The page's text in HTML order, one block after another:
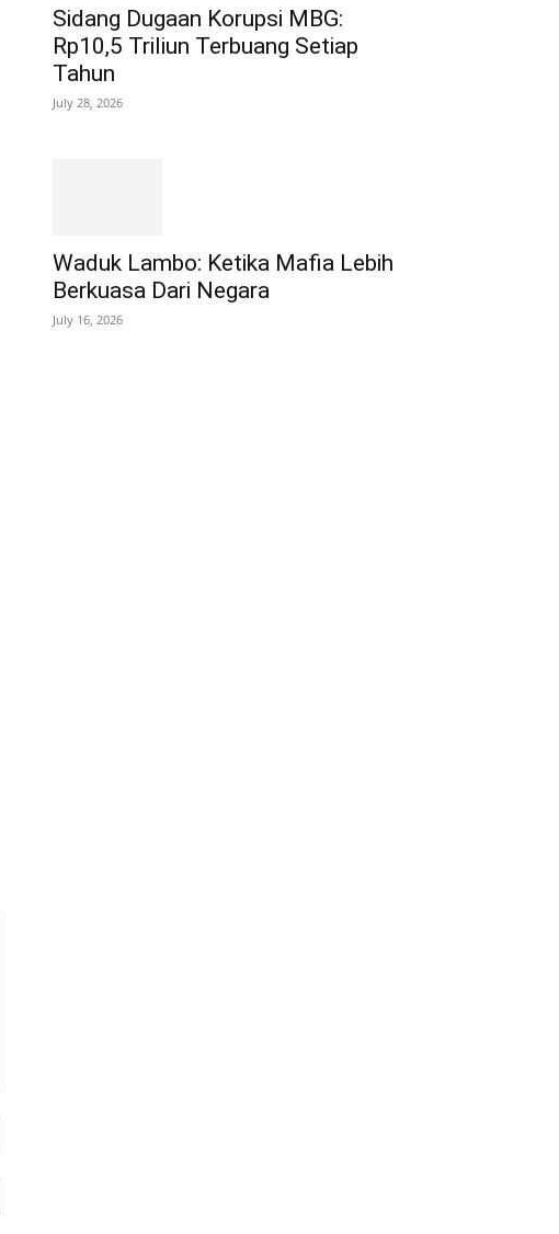
Sidang Dugaan Korupsi MBG:
Rp10,5 Triliun Terbuang Setiap
Tahun
July 28, 2026
Waduk Lambo: Ketika Mafia Lebih
Berkuasa Dari Negara
July 16, 2026